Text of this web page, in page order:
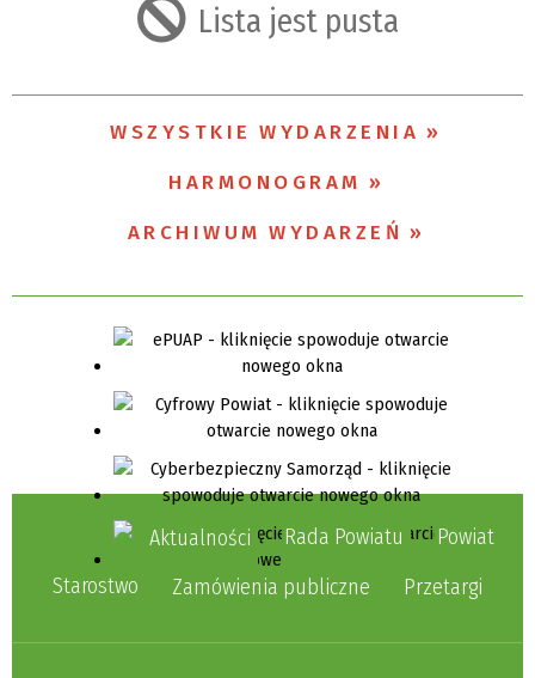
zakresie
—
Miejsce
Promowane
Lista jest pusta
WSZYSTKIE WYDARZENIA
HARMONOGRAM
ARCHIWUM WYDARZEŃ
Aktualności Rada Powiatu
Powiat
Starostwo
Zamówienia publiczne Przetargi